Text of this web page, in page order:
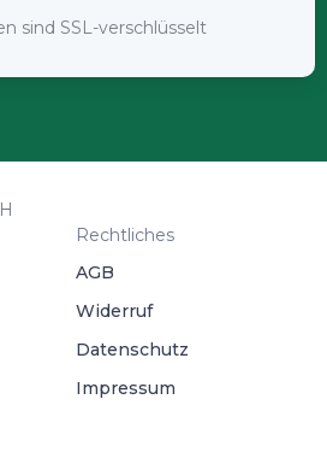
sind SSL-verschlüsselt
Rechtliches
AGB
Widerruf
Datenschutz
Impressum